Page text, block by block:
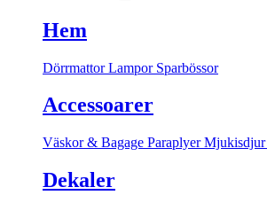
Hem
DörrmattorLampor Sparbössor
Accessoarer
Väskor & Bagage ParaplyerMjukisdjur
Dekaler